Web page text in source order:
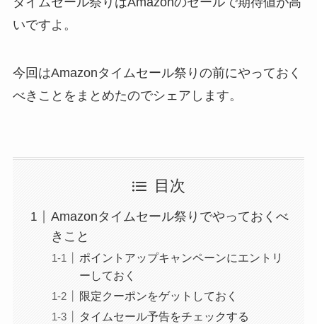
いですよ。
今回はAmazonタイムセール祭りの前にやっておく
べきことをまとめたのでシェアします。
目次
Amazonタイムセール祭りでやっておくべ
きこと
ポイントアップキャンペーンにエントリ
ーしておく
限定クーポンをゲットしておく
タイムセール予告をチェックする